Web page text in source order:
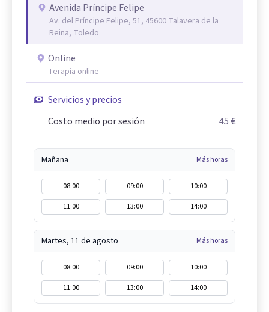
Avenida Príncipe Felipe
Av. del Príncipe Felipe, 51, 45600 Talavera de la
Reina, Toledo
Online
Terapia online
Servicios y precios
Costo medio por sesión
45 €
Mañana Más horas
08:00 09:00
10:00
11:00
13:00 14:00
Martes, 11 de agosto Más horas
08:00 09:00
10:00
11:00
13:00 14:00